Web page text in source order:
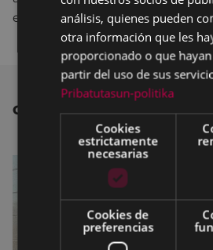
escasez de vivienda asequible.
OTRAS NOTICIAS
análisis, quienes pueden
otra información que les
proporcionado o que
partir del uso de sus
Pribatutasun-politika
Cookies
estrictamente
necesarias
Cookies de
preferencias